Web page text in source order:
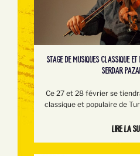
STAGE DE MUSIQUES CLASSIQUE
SERDAR
Ce 27 et 28 février se
classique et populaire de
Lire la